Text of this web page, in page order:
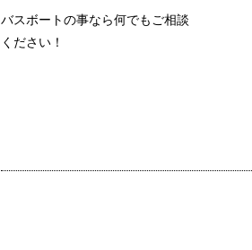
バスボートの事なら何でもご相談
ください！